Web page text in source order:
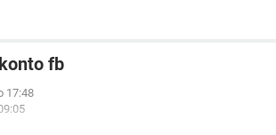
fb
17:48